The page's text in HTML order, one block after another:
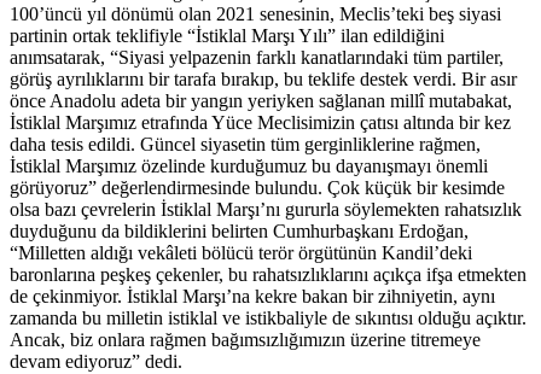
100’üncü yıl dönümü olan 2021 senesinin, Meclis’teki beş siyasi
partinin ortak teklifiyle “İstiklal Marşı Yılı” ilan edildiğini
anımsatarak, “Siyasi yelpazenin farklı kanatlarındaki tüm partiler,
görüş ayrılıklarını bir tarafa bırakıp, bu teklife destek verdi. Bir asır
önce Anadolu adeta bir yangın yeriyken sağlanan millî mutabakat,
İstiklal Marşımız etrafında Yüce Meclisimizin çatısı altında bir kez
daha tesis edildi. Güncel siyasetin tüm gerginliklerine rağmen,
İstiklal Marşımız özelinde kurduğumuz bu dayanışmayı önemli
görüyoruz” değerlendirmesinde bulundu. Çok küçük bir kesimde
olsa bazı çevrelerin İstiklal Marşı’nı gururla söylemekten rahatsızlık
duyduğunu da bildiklerini belirten Cumhurbaşkanı Erdoğan,
“Milletten aldığı vekâleti bölücü terör örgütünün Kandil’deki
baronlarına peşkeş çekenler, bu rahatsızlıklarını açıkça ifşa etmekten
de çekinmiyor. İstiklal Marşı’na kekre bakan bir zihniyetin, aynı
zamanda bu milletin istiklal ve istikbaliyle de sıkıntısı olduğu açıktır.
Ancak, biz onlara rağmen bağımsızlığımızın üzerine titremeye
devam ediyoruz” dedi.